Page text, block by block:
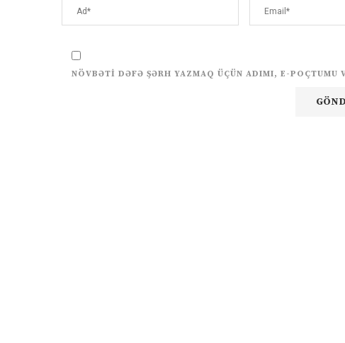
NÖVBƏTI DƏFƏ ŞƏRH YAZMAQ ÜÇÜN ADIMI, E-POÇTUMU